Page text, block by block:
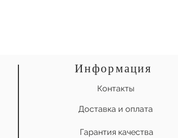
Информация
Контакты
Доставка и оплата
Гарантия качества